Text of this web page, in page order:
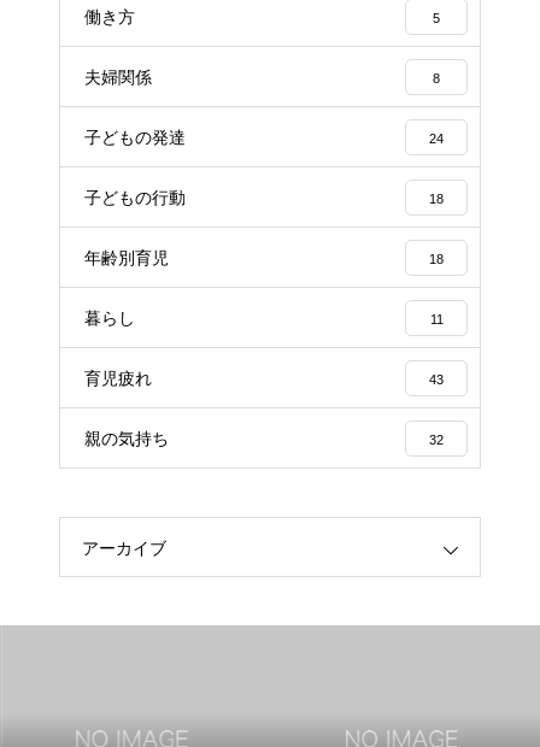
働き方 5
夫婦関係 8
子どもの発達 24
子どもの行動 18
年齢別育児 18
暮らし 11
育児疲れ 43
親の気持ち 32
アーカイブ